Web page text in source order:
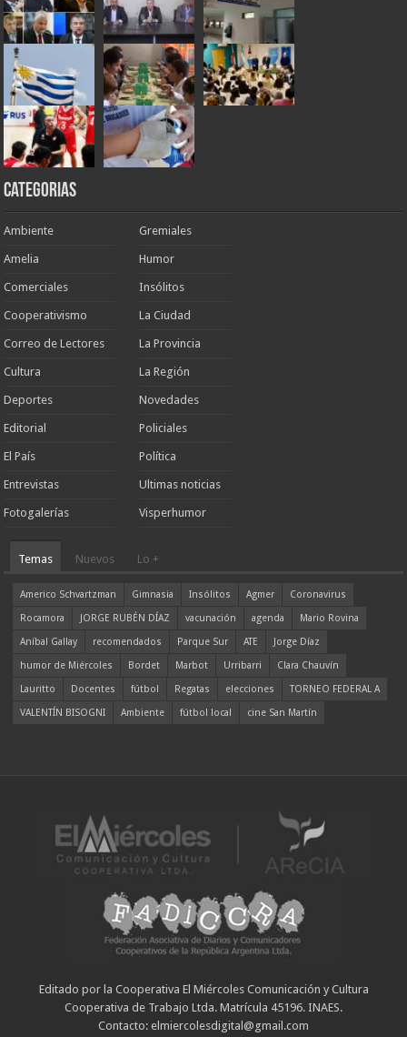
Categorias
Ambiente
Amelia
Comerciales
Cooperativismo
Correo de Lectores
Cultura
Deportes
Editorial
El País
Entrevistas
Fotogalerías
Gremiales
Humor
Insólitos
La Ciudad
La Provincia
La Región
Novedades
Policiales
Política
Ultimas noticias
Visperhumor
Temas Nuevos Lo +
Americo Schvartzman Gimnasia Insólitos Agmer
Coronavirus
Rocamora
JORGE RUBÉN DÍAZ vacunación agenda
Mario Rovina
Aníbal Gallay
recomendados Parque Sur ATE
Jorge Díaz
humor de Miércoles
Bordet Marbot Urribarri
Clara Chauvín
Lauritto
Docentes fútbol Regatas elecciones
TORNEO FEDERAL A
VALENTÍN BISOGNI
Ambiente fútbol local cine San Martín
Editado por la Cooperativa El Miércoles Comunicación y Cultura
Cooperativa de Trabajo Ltda. Matrícula 45196. INAES.
Contacto: elmiercolesdigital@gmail.com